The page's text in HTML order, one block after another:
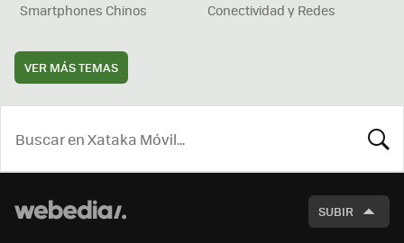
Smartphones Chinos
Conectividad y Redes
VER MÁS TEMAS
SUBIR